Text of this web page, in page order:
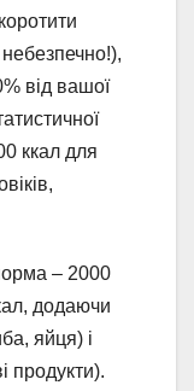
від вашої
ккал для
– 2000
додаючи
яйця) і
продукти).